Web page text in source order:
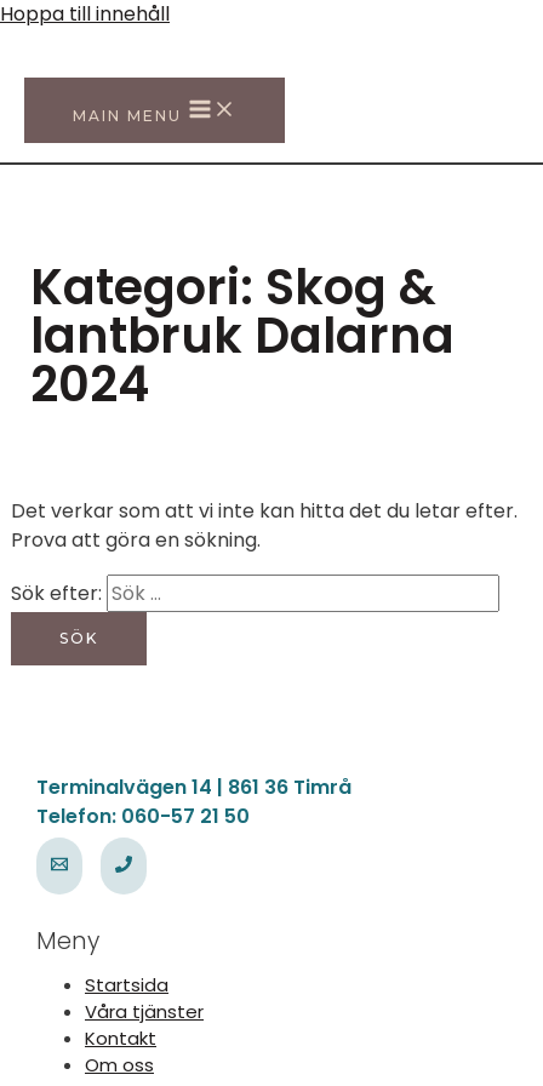
Hoppa till innehåll
MAIN MENU
Kategori: Skog &
lantbruk Dalarna
2024
Det verkar som att vi inte kan hitta det du letar efter.
Prova att göra en sökning.
Sök efter:
Terminalvägen 14 | 861 36 Timrå
Telefon: 060-57 21 50
Meny
Startsida
Våra tjänster
Kontakt
Om oss